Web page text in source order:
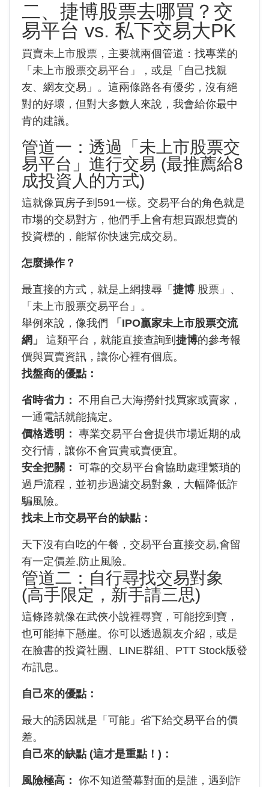
二、捷博股票去哪買？交
易平台 vs. 私下交易大PK
買賣未上市股票，主要就兩個管道：找專業的
「未上市股票交易平台」，或是「自己找親
友、網友交易」。這兩條路各有優劣，沒有絕
對的好壞，但對大多數人來說，我會給你最中
肯的建議。
管道一：透過「未上市股票交
易平台」進行交易 (最推薦給8
成投資人的方式)
這就像買房子到591一樣。交易平台的角色就是
市場的交易對方，他們手上會有想買跟想賣的
投資標的，能幫你快速完成交易。
怎麼操作？
最直接的方式，就是上網搜尋「 捷博 股票」、
「未上市股票交易平台」。
舉例來說，像我們
「IPO贏家未上市股票交流
網」
這類平台，就能直接查詢到 捷博的參考報
價與買賣資訊，讓你心裡有個底。
找盤商的優點：
省時省力： 不用自己大海撈針找買家或賣家，
一通電話就能搞定。
價格透明： 專業交易平台會提供市場近期的成
交行情，讓你不會買貴或賣便宜。
安全把關： 可靠的交易平台會協助處理繁瑣的
過戶流程，並初步過濾交易對象，大幅降低詐
騙風險。
找未上市交易平台的缺點：
天下沒有白吃的午餐，交易平台直接交易,會留
有一定價差,防止風險。
管道二：自行尋找交易對象
(高手限定，新手請三思)
這條路就像在武俠小說裡尋寶，可能挖到寶，
也可能掉下懸崖。你可以透過親友介紹，或是
在臉書的投資社團、LINE群組、PTT Stock版發
布訊息。
自己來的優點：
最大的誘因就是「可能」省下給交易平台的價
差。
自己來的缺點 (這才是重點！)：
風險極高： 你不知道螢幕對面的是誰，遇到詐